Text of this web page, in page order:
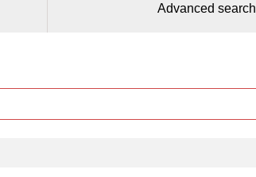
Advanced search